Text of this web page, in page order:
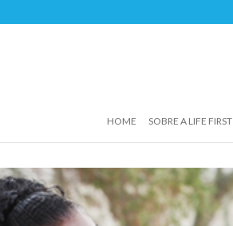
HOME SOBRE A LIFE FIRST